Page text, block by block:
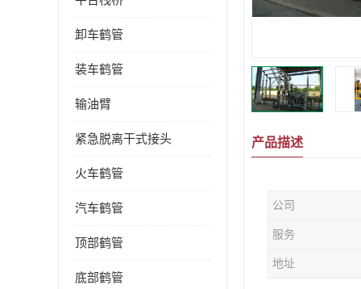
卸车鹤管
装车鹤管
输油臂
紧急脱离干式接头
火车鹤管
汽车鹤管
顶部鹤管
底部鹤管
产品描述
公司
服务
地址